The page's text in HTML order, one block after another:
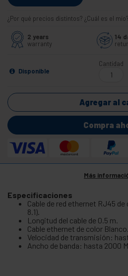
¿Por qué precios distintos? ¿Cuál es el mío?
2 years
warranty
14
Disponible
Cantidad
Agregar al
Compra
Más
Especificaciones
Cable de red ethernet RJ45
8.1).
Longitud del cable de 0.5 m.
Cable ethernet de color Blanco.
Velocidad de transmisión:
Ancho de banda: hasta 2000